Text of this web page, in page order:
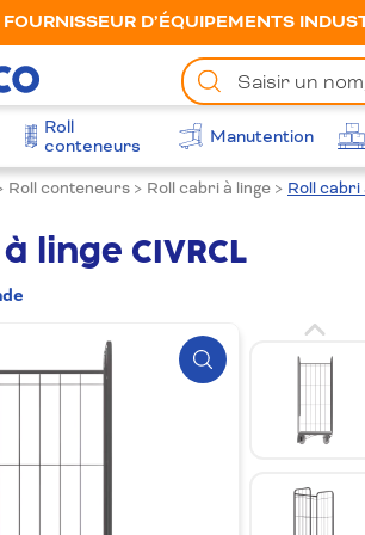
D’ÉQUIPEMENTS
Chercher
un
produit
Roll
conteneurs
Manutention
Roll conteneurs > Roll cabri à linge > Roll cabri
linge CIVRCL
Zoom